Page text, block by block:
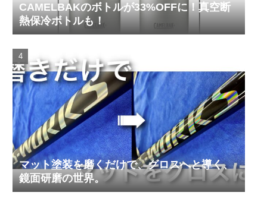
CAMELBAKのボトルが33%OFFに！真空断
熱保冷ボトルも！
マット塗装を磨くだけで、グロスへと導く、
鏡面研磨の世界。